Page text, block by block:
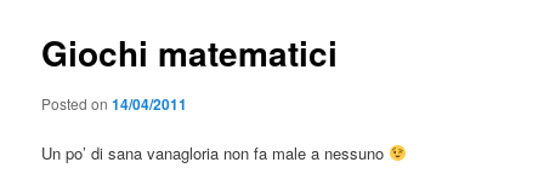
Giochi matematici
Posted on14/04/2011
Un po’ di sana vanagloria non fa male a nessuno